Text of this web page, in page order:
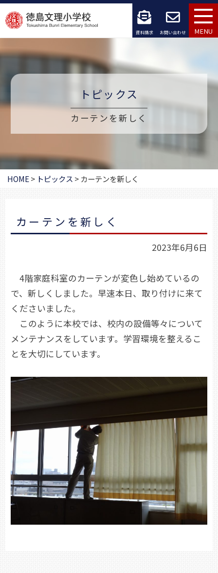
コ
ン
テ
へ
ッ
プ
資料請求 お問い合わせ MENU
トピックス
カーテンを新しく
HOME> トピックス > カーテンを新しく
カーテンを新しく
2023年6月6日
4階家庭科室のカーテンが変色し始めているの
で、新しくしました。早速本日、取り付けに来て
くださいました。
このように本校では、校内の設備等々について
メンテナンスをしています。学習環境を整えるこ
とを大切にしています。